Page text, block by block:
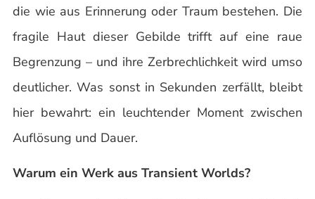
die wie aus Erinnerung oder Traum bestehen. Die
fragile Haut dieser Gebilde trifft auf eine raue
Begrenzung – und ihre Zerbrechlichkeit wird umso
deutlicher. Was sonst in Sekunden zerfällt, bleibt
hier bewahrt: ein leuchtender Moment zwischen
Auflösung und Dauer.
Warum ein Werk aus Transient Worlds?